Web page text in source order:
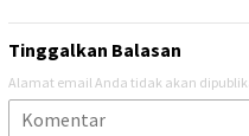
Tinggalkan Balasan
Alamat email Anda tidak akan